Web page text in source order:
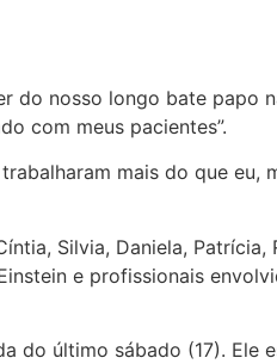
do nosso longo bate papo
com meus pacientes”.
mais do que eu,
Silvia, Daniela, Patrícia,
e profissionais
do último sábado (17). Ele